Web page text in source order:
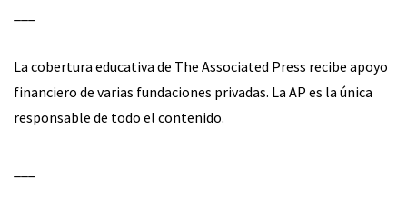
La cobertura educativa de The Associated Press recibe apoyo
financiero de varias fundaciones privadas. La AP es la única
responsable de todo el contenido.